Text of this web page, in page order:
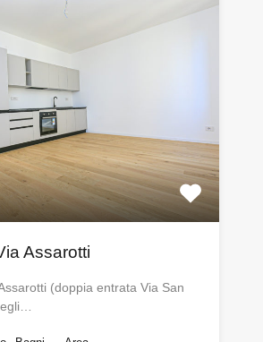
Assarotti
(doppia entrata Via San